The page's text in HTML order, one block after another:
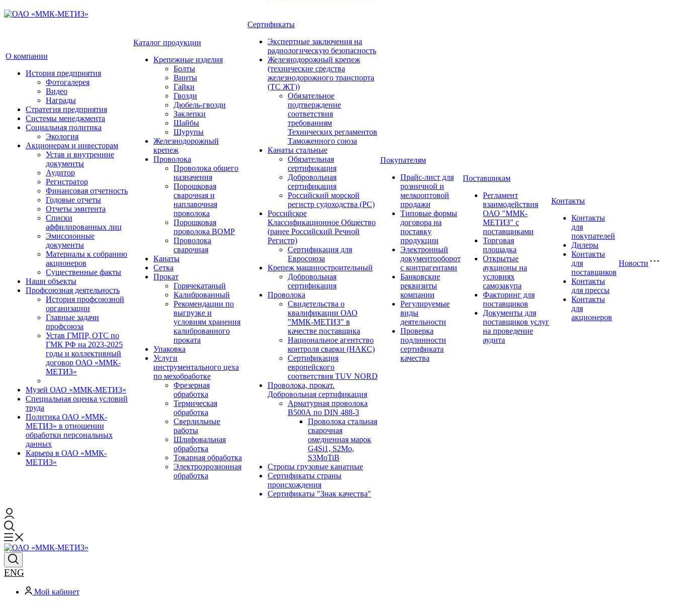
О компании
История предприятия
Фотогалерея
Видео
Награды
Стратегия предприятия
Системы менеджмента
Социальная политика
Экология
Акционерам и инвесторам
Устав и внутренние
документы
Аудитор
Регистратор
Финансовая отчетность
Годовые отчеты
Отчеты эмитента
Списки
аффилированных лиц
Эмиссионные
документы
Материалы к собранию
акционеров
Существенные факты
Наши объекты
Профсоюзная деятельность
История профсоюзной
организации
Главные задачи
профсоюза
Устав ГМПР, ОТС по
ГМК РФ на 2023-2025
годы и коллективный
договор ОАО «ММК-
МЕТИЗ»
Музей ОАО «ММК-МЕТИЗ»
Специальная оценка условий
труда
Политика ОАО «ММК-
МЕТИЗ» в отношении
обработки персональных
данных
Карьера в ОАО «ММК-
МЕТИЗ»
Каталог продукции
Крепежные изделия
Болты
Винты
Гайки
Гвозди
Дюбель-гвозди
Заклепки
Шайбы
Шурупы
Железнодорожный
крепеж
Проволока
Проволока общего
назначения
Порошковая
сварочная и
наплавочная
проволока
Порошковая
проволока ВОМР
Проволока
сварочная
Канаты
Сетка
Прокат
Горячекатаный
Калиброванный
Рекомендации по
выгрузке и
условиям хранения
калиброванного
проката
Упаковка
Услуги
инструментального цеха
по мехобработке
Фрезерная
обработка
Термическая
обработка
Сверлильные
работы
Шлифовальная
обработка
Токарная обработка
Электроэрозионная
обработка
Сертификаты
Экспертные заключения на
радиологическую безопасность
Железнодорожный крепеж
(технические средства
железнодорожного транспорта
(ТС ЖТ))
Обязательное
подтверждение
соответствия
требованиям
Технических регламентов
Таможенного союза
Канаты стальные
Обязательная
сертификация
Добровольная
сертификация
Российский морской
регистр судоходства (РС)
Российское
Классификационное Общество
(ранее Российский Речной
Регистр)
Сертификация для
Евросоюза
Крепеж машиностроительный
Добровольная
сертификация
Проволока
Свидетельства о
квалификации ОАО
"ММК-МЕТИЗ" в
качестве поставщика
Национальное агентство
контроля сварки (НАКС)
Сертификация
европейского
соответствия TUV NORD
Проволока, прокат.
Добровольная сертификация
Арматурная проволока
В500А по DIN 488-3
Проволока стальная
сварочная
омедненная марок
G4Si1, S2Mo,
S3MoTiB
Стропы грузовые канатные
Сертификаты страны
происхождения
Сертификаты "Знак качества"
Покупателям
Прайс-лист для
розничной и
мелкооптовой
продажи
Типовые формы
договора на
поставку
продукции
Электронный
документооборот
с контрагентами
Банковские
реквизиты
компании
Регулируемые
виды
деятельности
Проверка
подлинности
сертификата
качества
Поставщикам
Регламент
взаимодействия
ОАО "ММК-
МЕТИЗ" с
поставщиками
Торговая
площадка
Открытые
аукционы на
условиях
самозакупа
Факторинг для
поставщиков
Документы для
поставщиков услуг
на проведение
аудита
Контакты
Контакты
для
покупателей
Дилеры
Контакты
для
поставщиков
Контакты
для прессы
Контакты
для
акционеров
Новости
ENG
Мой кабинет